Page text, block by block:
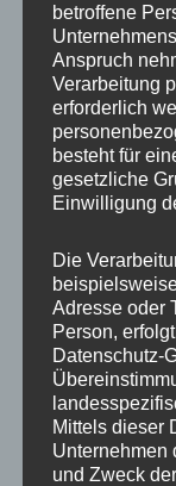
Hersteller
Grundfarbe
Material
betroffene
Anspruch
Verarbeitung
erforderlich
besteht für
gesetzliche
Einwilligung
Die
Adresse oder
Person,
Datenschutz-
Mittels dieser
Unternehmen
und Zweck